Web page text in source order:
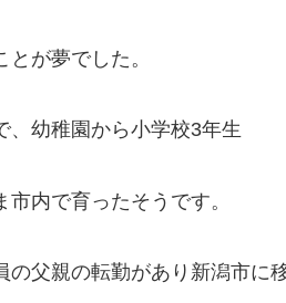
が夢でした。
、幼稚園から小学校3年生
市内で育ったそうです。
の父親の転勤があり新潟市に